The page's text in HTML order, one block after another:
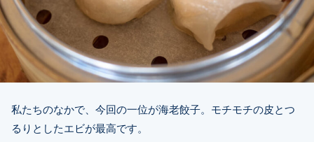
私たちのなかで、今回の一位が海老餃子。モチモチの皮とつ
るりとしたエビが最高です。